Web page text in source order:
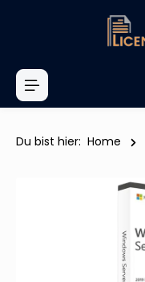
Du bist hier: Home